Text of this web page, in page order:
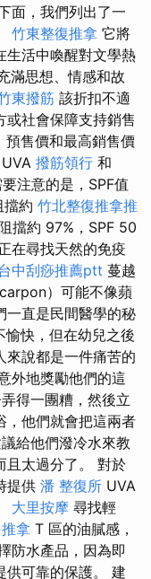
面，我們列出了一
竹東整復推拿 它將
生活中喚醒對文學熱
滿思想、情感和故
東撥筋 該折扣不適
或社會保障支持銷售
預售價和最高銷售價
撥筋領行 和
注意的是，SPF值
擋約 竹北整復推拿推
擋約 97%，SPF 50
在尋找天然的免疫
中刮痧推薦ptt 蔓越
）可能不像蘋
一直是民間醫學的秘
快，但在幼兒之後
來說都是一件痛苦的
外地獎勵他們的這
得一團糟，然後立
，他們就會把這兩者
給他們潑冷水來教
且太過分了。 對於
提供 潘 整復所 UVA
大里按摩 尋找輕
拿 T 區的油膩感，
防水產品，因為即
供可靠的保護。 建